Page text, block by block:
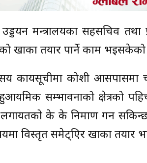
मन्त्रालयका सहसचिव तथा
खाका तयार पार्ने काम भइसकेको
कार्यसूचीमा कोशी आसपासमा
सम्भावनाको क्षेत्रको
के के निर्माण गर्न
विस्तृत समेट्एिर खाका तयार